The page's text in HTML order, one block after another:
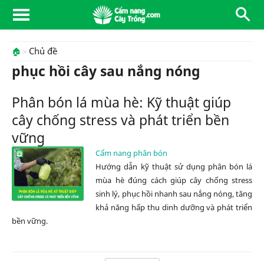
🏠 Chủ đề
phục hồi cây sau nắng nóng
Phân bón lá mùa hè: Kỹ thuật giúp
cây chống stress và phát triển bền
vững
Cẩm nang phân bón
Hướng dẫn kỹ thuật sử dụng phân bón lá
mùa hè đúng cách giúp cây chống stress
sinh lý, phục hồi nhanh sau nắng nóng, tăng
khả năng hấp thu dinh dưỡng và phát triển
bền vững.